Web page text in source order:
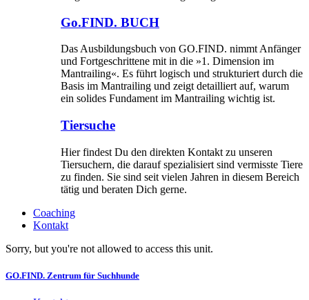
Go.FIND. BUCH
Das Ausbildungsbuch von GO.FIND. nimmt Anfänger
und Fortgeschrittene mit in die »1. Dimension im
Mantrailing«. Es führt logisch und strukturiert durch die
Basis im Mantrailing und zeigt detailliert auf, warum
ein solides Fundament im Mantrailing wichtig ist.
Tiersuche
Hier findest Du den direkten Kontakt zu unseren
Tiersuchern, die darauf spezialisiert sind vermisste Tiere
zu finden. Sie sind seit vielen Jahren in diesem Bereich
tätig und beraten Dich gerne.
Coaching
Kontakt
Sorry, but you're not allowed to access this unit.
GO.FIND. Zentrum für Suchhunde